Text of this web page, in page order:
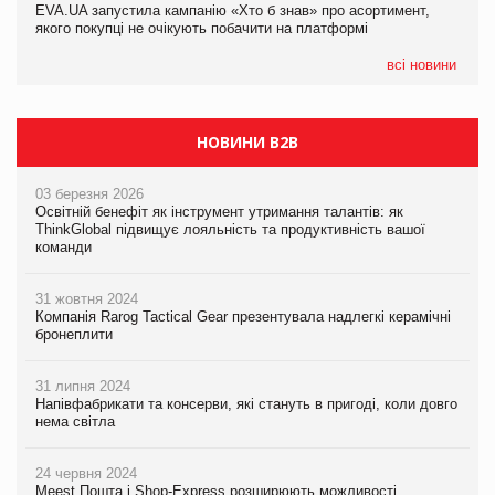
EVA.UA запустила кампанію «Хто б знав» про асортимент,
якого покупці не очікують побачити на платформі
всі новини
05.08.2026
Мережа супермаркетів VARUS купує мережу магазинів
НОВИНИ B2B
03 березня 2026
Освітній бенефіт як інструмент утримання талантів: як
ThinkGlobal підвищує лояльність та продуктивність вашої
команди
31 жовтня 2024
Компанія Rarog Tactical Gear презентувала надлегкі керамічні
бронеплити
31 липня 2024
Напівфабрикати та консерви, які стануть в пригоді, коли довго
нема світла
24 червня 2024
Meest Пошта і Shop-Express розширюють можливості